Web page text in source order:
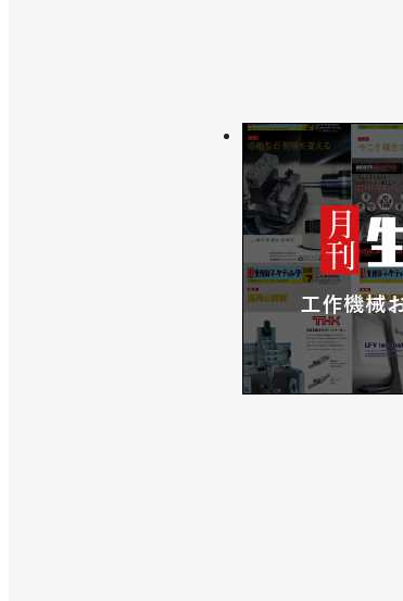
>>国内のサービス体制を強
>>協働ロボットフェアで周
>>エアグリッパーとTIG溶
>>ユーザーのロボット活用
>>[2023国際ロボット展リ
ルロボット ステイシー・モ
>>30kg可搬の協働ロボッ
>>「URアカデミー」の受